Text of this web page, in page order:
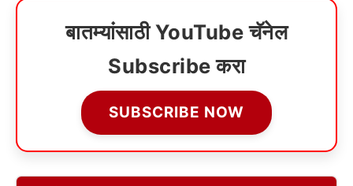
बातम्यांसाठी YouTube चॅनेल
Subscribe करा
SUBSCRIBE NOW